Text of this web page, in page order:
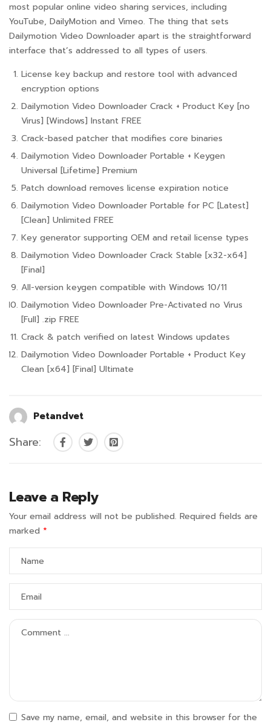
most popular online video sharing services, including
YouTube, DailyMotion and Vimeo. The thing that sets
Dailymotion Video Downloader apart is the straightforward
interface that’s addressed to all types of users.
License key backup and restore tool with advanced
encryption options
Dailymotion Video Downloader Crack + Product Key [no
Virus] [Windows] Instant FREE
Crack-based patcher that modifies core binaries
Dailymotion Video Downloader Portable + Keygen
Universal [Lifetime] Premium
Patch download removes license expiration notice
Dailymotion Video Downloader Portable for PC [Latest]
[Clean] Unlimited FREE
Key generator supporting OEM and retail license types
Dailymotion Video Downloader Crack Stable [x32-x64]
[Final]
All-version keygen compatible with Windows 10/11
Dailymotion Video Downloader Pre-Activated no Virus
[Full] .zip FREE
Crack & patch verified on latest Windows updates
Dailymotion Video Downloader Portable + Product Key
Clean [x64] [Final] Ultimate
Petandvet
Share:
Leave a Reply
Your email address will not be published. Required fields are
marked *
Save my name, email, and website in this browser for the